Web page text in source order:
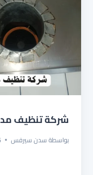
شركة تنظيف
بواسطةسدن سيرفس